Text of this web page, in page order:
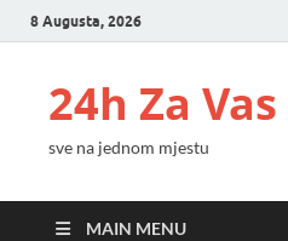
8 Augusta, 2026
24h Za Vas
sve na jednom mjestu
MAIN MENU